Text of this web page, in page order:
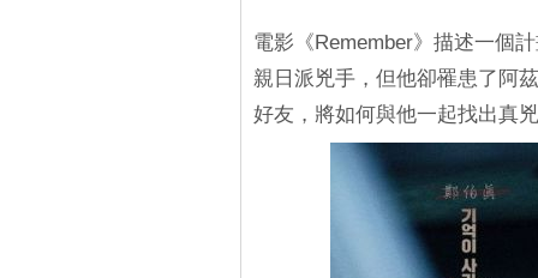
電影《Remember》描述一個
親日派兇手，但他卻罹患了阿
好友，將如何與他一起找出真